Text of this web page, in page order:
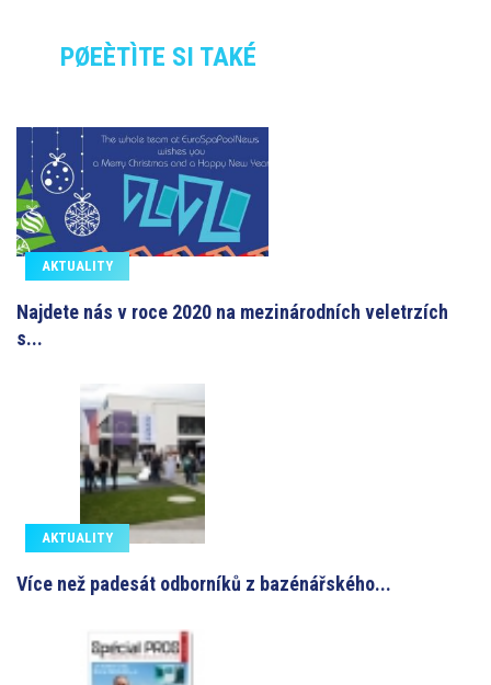
PØEÈTÌTE SI TAKÉ
AKTUALITY
Najdete nás v roce 2020 na mezinárodních veletrzích
s...
AKTUALITY
Více než padesát odborníků z bazénářského...